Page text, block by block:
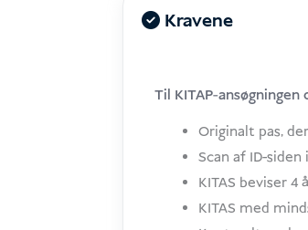
Kravene
Til KITAP-
Originalt pas,
Scan af ID-siden
KITAS beviser
KITAS med